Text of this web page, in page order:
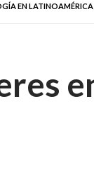
EN LATINOAMÉRICA